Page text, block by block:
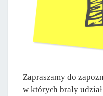
Zapraszamy do
w których brały